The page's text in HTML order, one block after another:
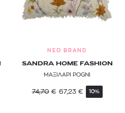
NEO BRAND
SANDRA HOME FASHION
ΜΑΞΙΛΑΡΙ POGNI
74,70 € 67,23 € 10%